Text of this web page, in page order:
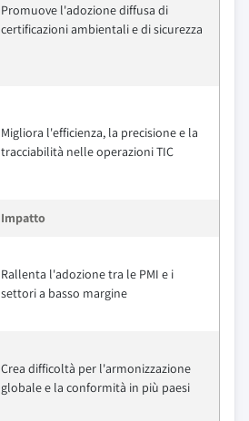
Promuove l'adozione diffusa di
certificazioni ambientali e di sicurezza
Migliora l'efficienza, la precisione e la
tracciabilità nelle operazioni TIC
Impatto
Rallenta l'adozione tra le PMI e i
settori a basso margine
Crea difficoltà per l'armonizzazione
globale e la conformità in più paesi